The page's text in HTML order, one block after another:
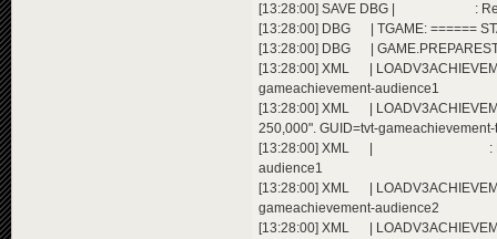
[13:28:00] SAVE DBG | :
[13:28:00] DBG | TGAME: ======
[13:28:00] DBG |
[13:28:00] XML |
gameachievement-audience1
[13:28:00] XML |
250,000". GUID=tvt-
[13:28:00] XML | : Extending
audience1
[13:28:00] XML |
gameachievement-audience2
[13:28:00] XML |